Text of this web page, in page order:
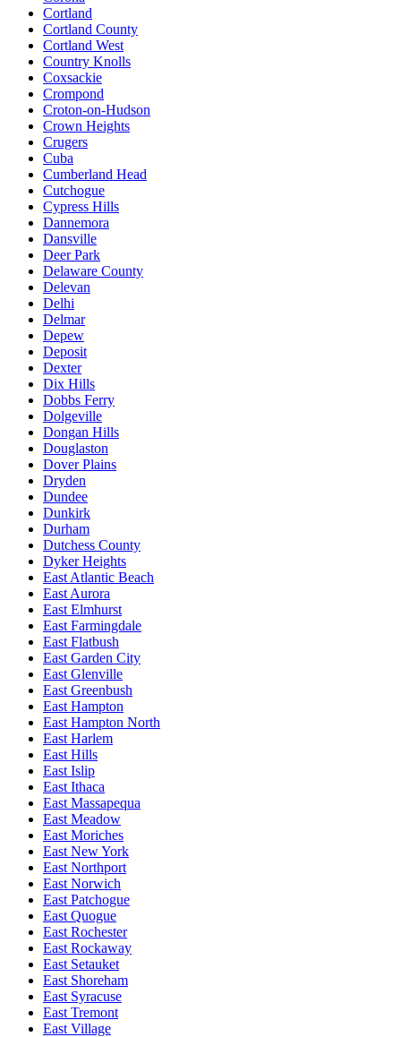
Cortland
Cortland County
Cortland West
Country Knolls
Coxsackie
Crompond
Croton-on-Hudson
Crown Heights
Crugers
Cuba
Cumberland Head
Cutchogue
Cypress Hills
Dannemora
Dansville
Deer Park
Delaware County
Delevan
Delhi
Delmar
Depew
Deposit
Dexter
Dix Hills
Dobbs Ferry
Dolgeville
Dongan Hills
Douglaston
Dover Plains
Dryden
Dundee
Dunkirk
Durham
Dutchess County
Dyker Heights
East Atlantic Beach
East Aurora
East Elmhurst
East Farmingdale
East Flatbush
East Garden City
East Glenville
East Greenbush
East Hampton
East Hampton North
East Harlem
East Hills
East Islip
East Ithaca
East Massapequa
East Meadow
East Moriches
East New York
East Northport
East Norwich
East Patchogue
East Quogue
East Rochester
East Rockaway
East Setauket
East Shoreham
East Syracuse
East Tremont
East Village